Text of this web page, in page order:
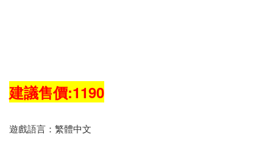
建議售價:1190
遊戲語言：繁體中文